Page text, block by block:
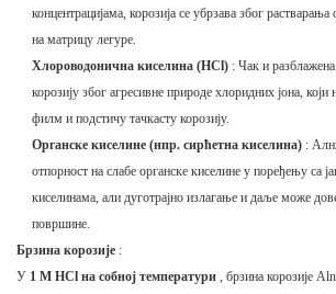
концентрацијама, корозија се убрзава због растварања
на матрицу легуре.
Хлороводонична киселина (HCl) : Чак и
корозију због агресивне природе хлоридних јона, који
филм и подстичу тачкасту корозију.
Органске киселине (нпр. сирћетна киселина) :
отпорност на слабе органске киселине у поређењу са
киселинама, али дуготрајно излагање и даље може
површине.
Брзина корозије :
У 1 М HCl на собној температури , брзина корозије